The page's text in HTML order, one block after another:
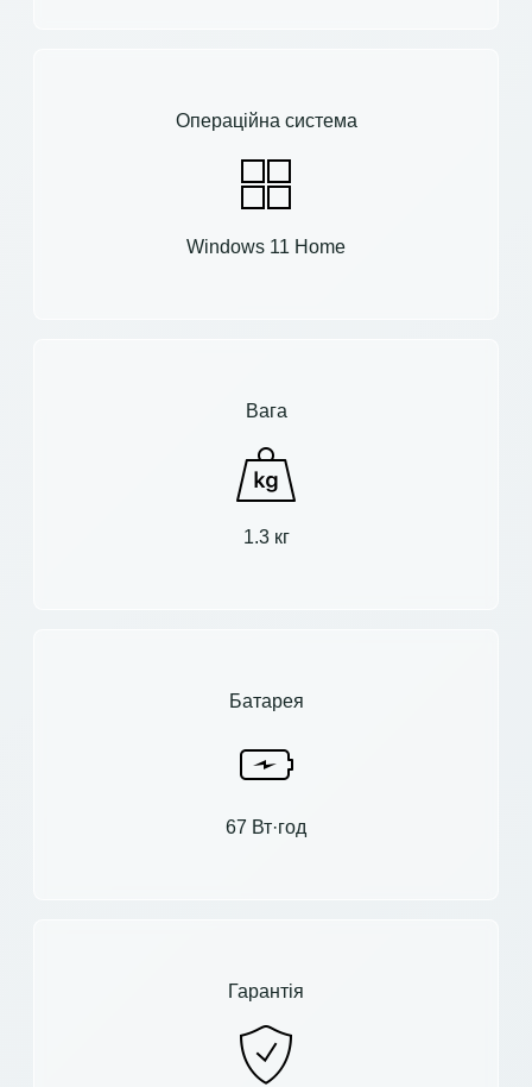
Операційна система
Windows 11 Home
Вага
1.3 кг
Батарея
67 Вт·год
Гарантія